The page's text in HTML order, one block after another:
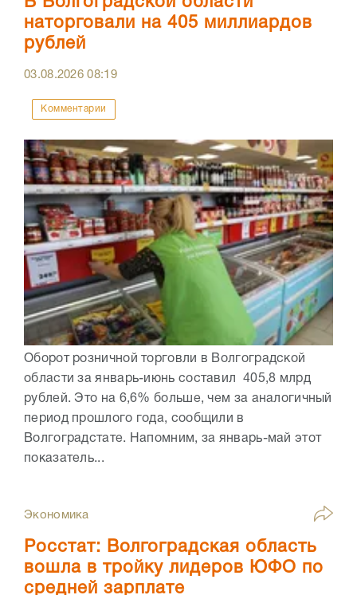
наторговали на 405 миллиардов
рублей
03.08.202608:19
Комментарии
Оборот розничной торговли в Волгоградской
области за январь-июнь составил 405,8 млрд
рублей. Это на 6,6% больше, чем за аналогичный
период прошлого года, сообщили в
Волгоградстате. Напомним, за январь-май этот
показатель...
Экономика
Росстат: Волгоградская область
вошла в тройку лидеров ЮФО по
средней зарплате